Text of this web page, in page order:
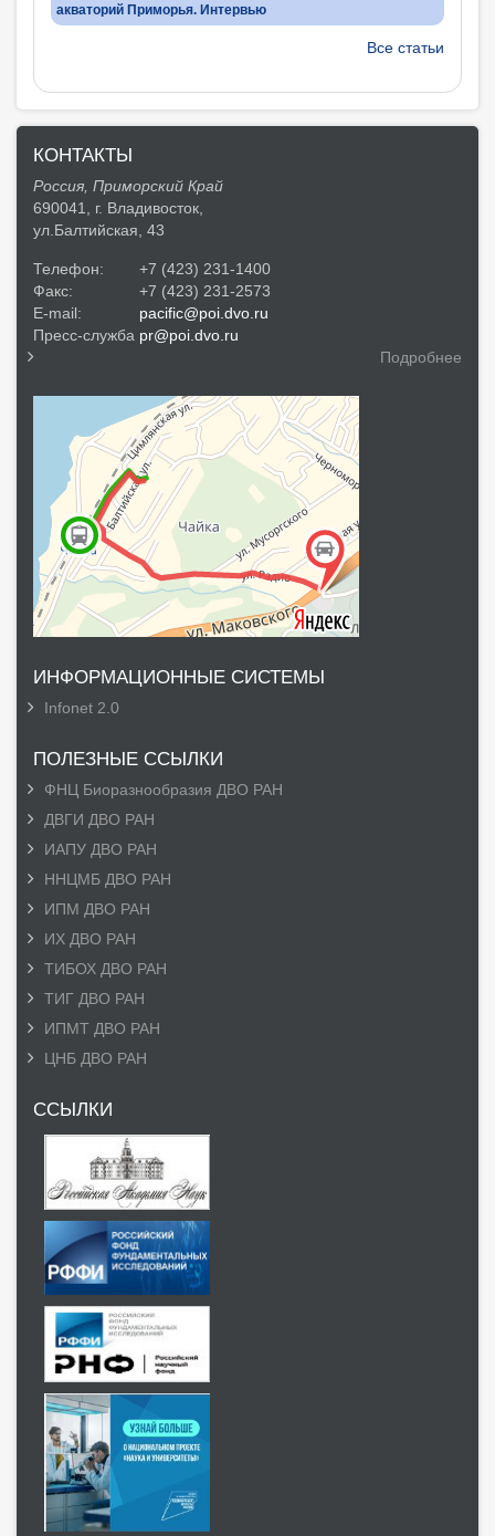
акваторий Приморья. Интервью
Все статьи
КОНТАКТЫ
Россия, Приморский Край
690041, г. Владивосток,
ул.Балтийская, 43
Телефон:
+7 (423) 231-1400
Факс:
+7 (423) 231-2573
E-mail:
pacific@poi.dvo.ru
Пресс-служба pr@poi.dvo.ru
Подробнее
ИНФОРМАЦИОННЫЕ СИСТЕМЫ
Infonet 2.0
ПОЛЕЗНЫЕ ССЫЛКИ
ФНЦ Биоразнообразия ДВО РАН
ДВГИ ДВО РАН
ИАПУ ДВО РАН
ННЦМБ ДВО РАН
ИПМ ДВО РАН
ИХ ДВО РАН
ТИБОХ ДВО РАН
ТИГ ДВО РАН
ИПМТ ДВО РАН
ЦНБ ДВО РАН
ССЫЛКИ